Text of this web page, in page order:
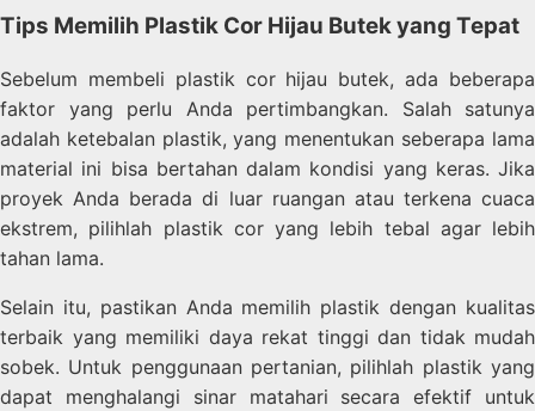
Tips Memilih Plastik Cor Hijau Butek yang Tepat
Sebelum membeli plastik cor hijau butek, ada beberapa
faktor yang perlu Anda pertimbangkan. Salah satunya
adalah ketebalan plastik, yang menentukan seberapa lama
material ini bisa bertahan dalam kondisi yang keras. Jika
proyek Anda berada di luar ruangan atau terkena cuaca
ekstrem, pilihlah plastik cor yang lebih tebal agar lebih
tahan lama.
Selain itu, pastikan Anda memilih plastik dengan kualitas
terbaik yang memiliki daya rekat tinggi dan tidak mudah
sobek. Untuk penggunaan pertanian, pilihlah plastik yang
dapat menghalangi sinar matahari secara efektif untuk